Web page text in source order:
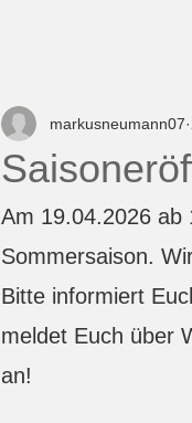
markusneumann07
Am 19.04.2026 ab
Sommersaison.
Bitte informiert
meldet Euch über
an!